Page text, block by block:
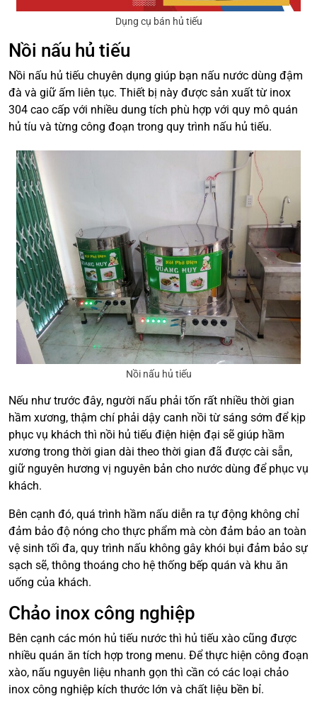
Dụng cụ bán hủ tiếu
Nồi nấu hủ tiếu
Nồi nấu hủ tiếu chuyên dụng giúp bạn nấu nước dùng đậm
đà và giữ ấm liên tục. Thiết bị này được sản xuất từ inox
304 cao cấp với nhiều dung tích phù hợp với quy mô quán
hủ tíu và từng công đoạn trong quy trình nấu hủ tiếu.
Nồi nấu hủ tiếu
Nếu như trước đây, người nấu phải tốn rất nhiều thời gian
hầm xương, thậm chí phải dậy canh nồi từ sáng sớm để kịp
phục vụ khách thì nồi hủ tiếu điện hiện đại sẽ giúp hầm
xương trong thời gian dài theo thời gian đã được cài sẵn,
giữ nguyên hương vị nguyên bản cho nước dùng để phục vụ
khách.
Bên cạnh đó, quá trình hầm nấu diễn ra tự động không chỉ
đảm bảo độ nóng cho thực phẩm mà còn đảm bảo an toàn
vệ sinh tối đa, quy trình nấu không gây khói bụi đảm bảo sự
sạch sẽ, thông thoáng cho hệ thống bếp quán và khu ăn
uống của khách.
Chảo inox công nghiệp
Bên cạnh các món hủ tiếu nước thì hủ tiếu xào cũng được
nhiều quán ăn tích hợp trong menu. Để thực hiện công đoạn
xào, nấu nguyên liệu nhanh gọn thì cần có các loại chảo
inox công nghiệp kích thước lớn và chất liệu bền bỉ.